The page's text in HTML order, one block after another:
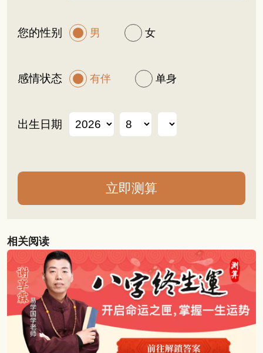
您的性别 男 女
感情状态 有伴 单身
出生日期
相关阅读